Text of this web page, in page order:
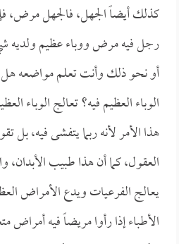
كذلك أيضاً الجهل، فالجهل مرض،
رجل فيه مرض ووباء عظيم ولديه
أو نحو ذلك وأنت تعلم مواضعه هل
الوباء العظيم فيه؟ تعالج الوباء
هذا الأمر لأنه ربما يتفشى فيه، بل
العقول، كما أن هذا طبيب
يعالج الفرعيات ويدع الأمراض
الأطباء إذا رأوا مريضاً فيه أمراض